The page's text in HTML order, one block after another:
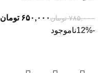
۷۸۵,۰۰۰ تومان۶۵۰,۰۰۰ تومان
-12%
ناموجود